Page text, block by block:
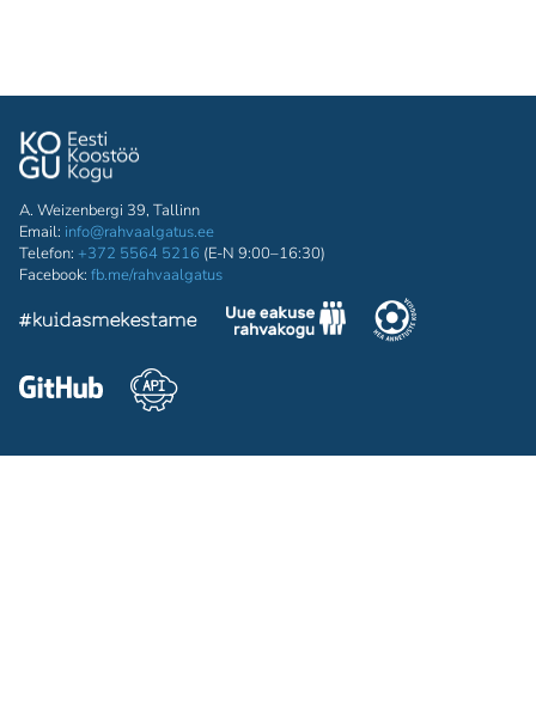
A. Weizenbergi 39, Tallinn
Email: info@rahvaalgatus.ee
Telefon: +372 5564 5216 (E-N 9:00–16:30)
Facebook: fb.me/rahvaalgatus